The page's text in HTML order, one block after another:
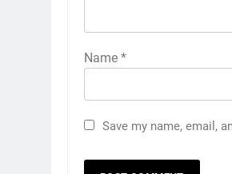
Name *
Save my name, email,